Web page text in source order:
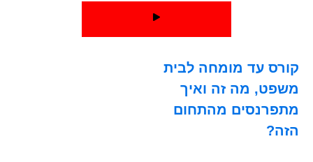
קורס עד מומחה לבית
משפט, מה זה ואיך
מתפרנסים מהתחום
הזה?